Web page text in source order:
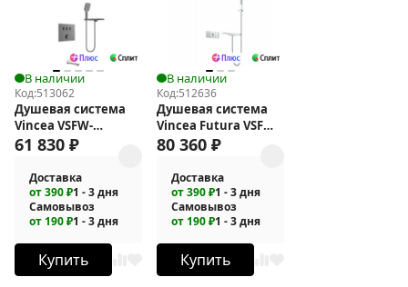
В наличии
Код:513062
Душевая система
Vincea VSFW-
4311RGM
61 830 ₽
Доставка
от 390 ₽1 - 3 дня
Самовывоз
от 190 ₽1 - 3 дня
Купить
В наличии
Код:512636
Душевая система
Vincea Futura VSFW-
2F11TCH с
80 360 ₽
Доставка
от 390 ₽1 - 3 дня
Самовывоз
от 190 ₽1 - 3 дня
Купить